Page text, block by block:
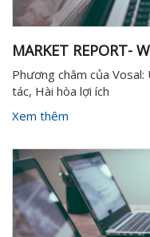
MARKET REPORT-
Phương châm của
tác, Hài hòa lợi ích
Xem thêm